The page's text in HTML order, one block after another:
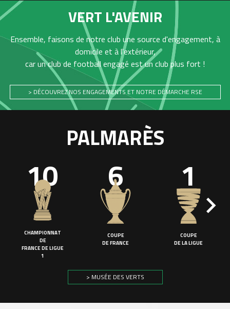
VERT L'AVENIR
Ensemble, faisons de notre club une source d'engagement, à
domicile et à l'extérieur,
car un club de football engagé est un club plus fort !
> DÉCOUVREZ NOS ENGAGEMENTS ET NOTRE DÉMARCHE RSE
PALMARÈS
10
CHAMPIONNAT
DE
FRANCE DE LIGUE
1
6
COUPE
DE FRANCE
1
COUPE
DE LA LIGUE
> MUSÉE DES VERTS